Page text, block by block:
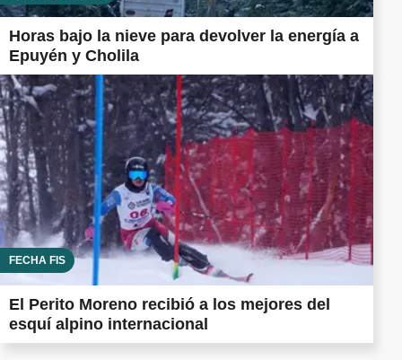
Horas bajo la nieve para devolver la energía a
Epuyén y Cholila
FECHA FIS
El Perito Moreno recibió a los mejores del
esquí alpino internacional